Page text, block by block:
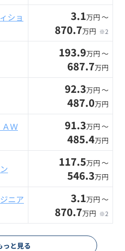
ショ
3.1万円 〜
870.7万円 ※2
193.9万円 〜
687.7万円
92.3万円 〜
487.0万円
Ｗ
91.3万円 〜
485.4万円
117.5万円 〜
546.3万円
ニア
3.1万円 〜
870.7万円 ※2
っと見る